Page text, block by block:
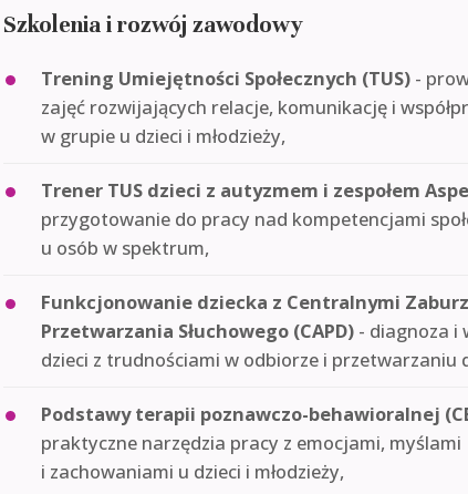
Szkolenia i rozwój zawodowy
Trening Umiejętności Społecznych (TUS) -
zajęć rozwijających relacje, komunikację i
w grupie u dzieci i młodzieży,
Trener TUS dzieci z autyzmem i zespołem
przygotowanie do pracy nad kompetencjami
u osób w spektrum,
Funkcjonowanie dziecka z Centralnymi
Przetwarzania Słuchowego (CAPD) - diagnoza i
dzieci z trudnościami w odbiorze i przetwarzaniu
Podstawy terapii poznawczo-behawioralnej
praktyczne narzędzia pracy z emocjami, myślami
i zachowaniami u dzieci i młodzieży,